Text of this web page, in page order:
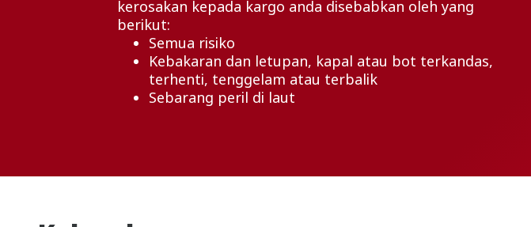
kerosakan kepada kargo anda disebabkan oleh yang
berikut:
Semua risiko
Kebakaran dan letupan, kapal atau bot terkandas,
terhenti, tenggelam atau terbalik
Sebarang peril di laut